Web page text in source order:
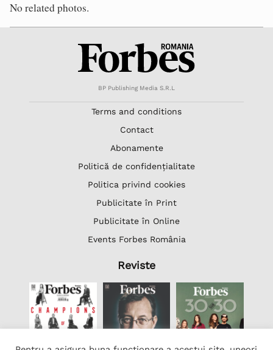
No related photos.
BP Publishing Media S.R.L
Terms and conditions
Contact
Abonamente
Politică de confidențialitate
Politica privind cookies
Publicitate în Print
Publicitate în Online
Events Forbes România
Reviste